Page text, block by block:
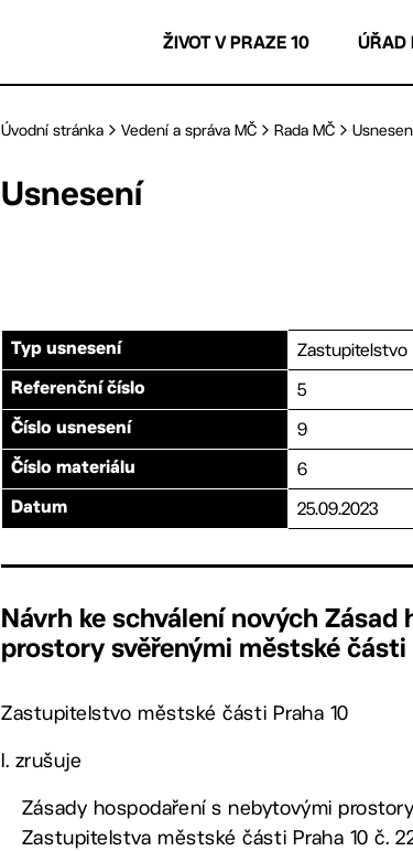
ŽIVOT V PRAZE 10 ÚŘAD
Úvodní stránka Vedení a správa MČ Rada MČ
Usnesení
Typ usnesení Zastupitelstvo
Referenční číslo 5
Číslo usnesení 9
Číslo materiálu 6
Datum 25.09.2023
Návrh ke schválení nových
prostory svěřenými městské části
Zastupitelstvo městské části Praha 10
I. zrušuje
Zásady hospodaření s nebytovými
Zastupitelstva městské části Praha 10 č.